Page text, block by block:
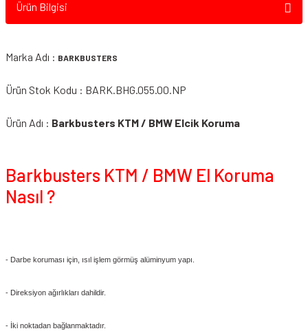
Ürün Bilgisi
Marka Adı : BARKBUSTERS
Ürün Stok Kodu : BARK.BHG.055.00.NP
Ürün Adı : Barkbusters KTM / BMW Elcik Koruma
Barkbusters KTM / BMW El Koruma
Nasıl ?
- Darbe koruması için, ısıl işlem görmüş alüminyum yapı.
- Direksiyon ağırlıkları dahildir.
- İki noktadan bağlanmaktadır.